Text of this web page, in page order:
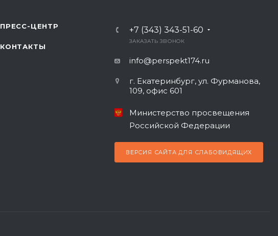
ПРЕСС-ЦЕНТР
КОНТАКТЫ
+7 (343) 343-51-60
ЗАКАЗАТЬ ЗВОНОК
info@perspekt174.ru
г. Екатеринбург, ул. Фурманова,
109, офис 601
Министерство просвещения
Российской Федерации
ВЕРСИЯ САЙТА ДЛЯ СЛАБОВИДЯЩИХ